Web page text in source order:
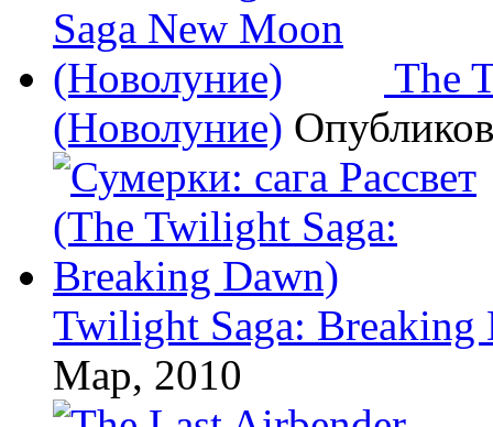
The
(Новолуние)
Twilight Saga: Breaking
Мар, 2010